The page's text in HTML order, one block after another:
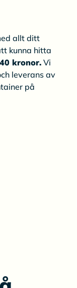
allt ditt
kunna hitta
kronor.Vi
leverans av
på